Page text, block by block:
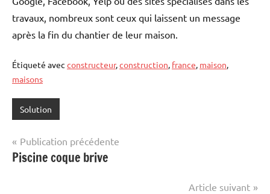
travaux, nombreux sont ceux qui laissent un message
après la fin du chantier de leur maison.
Étiqueté avec constructeur, construction france maison
maisons
Solution
Navigation
de
Publication précédente
Piscine coque brive
Article suivant